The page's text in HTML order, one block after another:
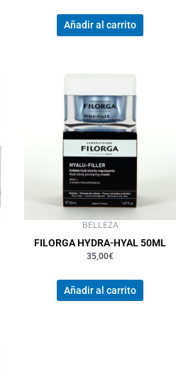
Añadir al carrito
BELLEZA
FILORGA HYDRA-HYAL 50ML
35,00€
Añadir al carrito